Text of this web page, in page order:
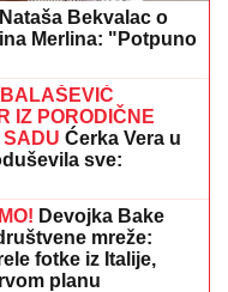
Nataša Bekvalac o
Merlina: "Potpuno
IZ PORODIČNE
SADU Ćerka Vera u
sve:
Devojka Bake
mreže:
fotke iz Italije,
planu